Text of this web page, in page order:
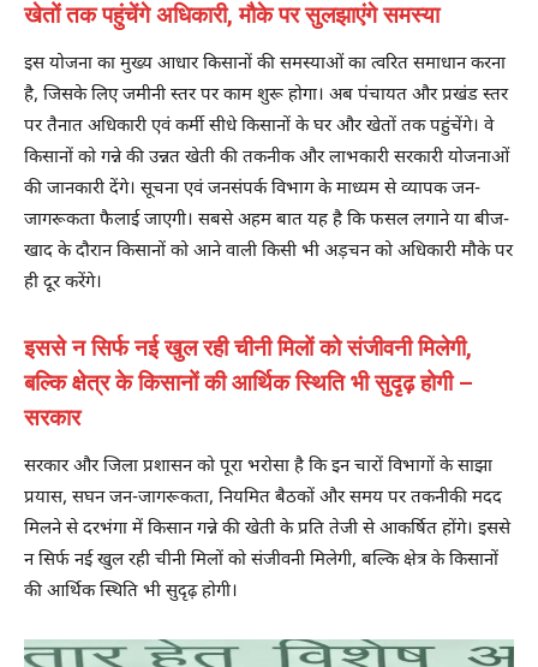
खेतों तक पहुंचेंगे अधिकारी, मौके पर सुलझाएंगे समस्या
इस योजना का मुख्य आधार किसानों की समस्याओं का त्वरित समाधान करना
है, जिसके लिए जमीनी स्तर पर काम शुरू होगा। अब पंचायत और प्रखंड स्तर
पर तैनात अधिकारी एवं कर्मी सीधे किसानों के घर और खेतों तक पहुंचेंगे। वे
किसानों को गन्ने की उन्नत खेती की तकनीक और लाभकारी सरकारी योजनाओं
की जानकारी देंगे। सूचना एवं जनसंपर्क विभाग के माध्यम से व्यापक जन-
जागरूकता फैलाई जाएगी। सबसे अहम बात यह है कि फसल लगाने या बीज-
खाद के दौरान किसानों को आने वाली किसी भी अड़चन को अधिकारी मौके पर
ही दूर करेंगे।
इससे न सिर्फ नई खुल रही चीनी मिलों को संजीवनी मिलेगी,
बल्कि क्षेत्र के किसानों की आर्थिक स्थिति भी सुदृढ़ होगी –
सरकार
सरकार और जिला प्रशासन को पूरा भरोसा है कि इन चारों विभागों के साझा
प्रयास, सघन जन-जागरूकता, नियमित बैठकों और समय पर तकनीकी मदद
मिलने से दरभंगा में किसान गन्ने की खेती के प्रति तेजी से आकर्षित होंगे। इससे
न सिर्फ नई खुल रही चीनी मिलों को संजीवनी मिलेगी, बल्कि क्षेत्र के किसानों
की आर्थिक स्थिति भी सुदृढ़ होगी।